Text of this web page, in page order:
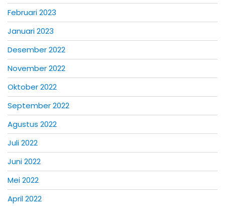
Februari 2023
Januari 2023
Desember 2022
November 2022
Oktober 2022
September 2022
Agustus 2022
Juli 2022
Juni 2022
Mei 2022
April 2022